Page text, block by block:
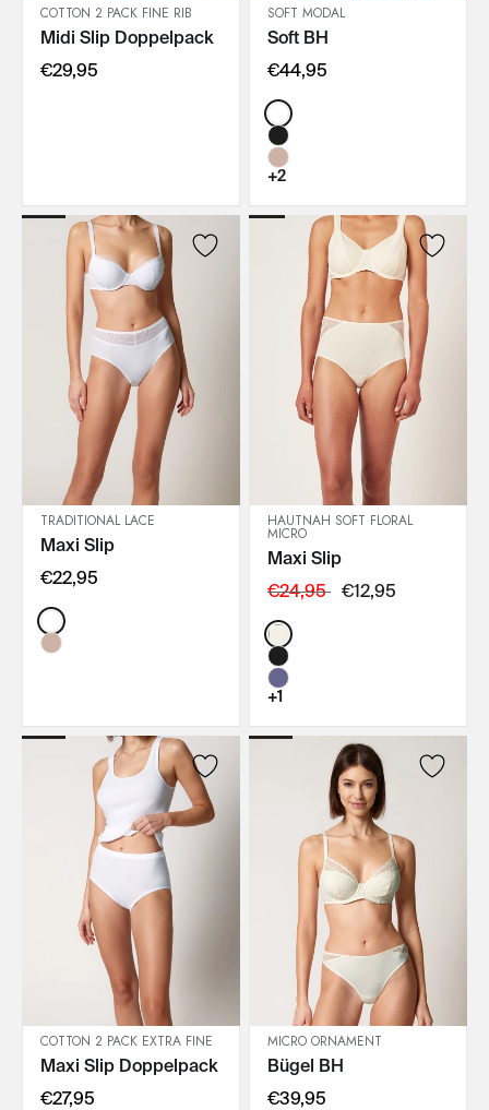
IN DEN WARENKORB
COTTON 2 PACK FINE RIB
Midi Slip Doppelpack
€29,95
IN DEN WARENKORB
SOFT MODAL
Soft BH
€44,95
Color:
+2
IN DEN WARENKORB
TRADITIONAL LACE
Maxi Slip
€22,95
Color:
HAUTNAH SOFT FLORAL
MICRO
Maxi Slip
€24,95 €12,95
Color:
+1
IN DEN WARENKORB
COTTON 2 PACK EXTRA FINE
Maxi Slip Doppelpack
€27,95
IN DEN WARENKORB
MICRO ORNAMENT
Bügel BH
€39,95